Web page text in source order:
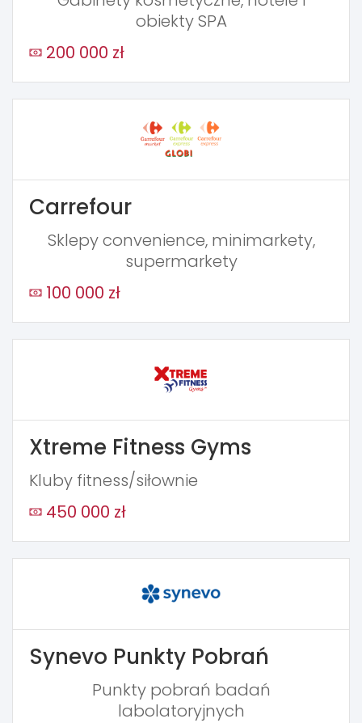
obiekty SPA
200 000 zł
Carrefour
Sklepy convenience, minimarkety,
supermarkety
100 000 zł
Xtreme Fitness Gyms
Kluby fitness/siłownie
450 000 zł
Synevo Punkty Pobrań
Punkty pobrań badań
labolatoryjnych